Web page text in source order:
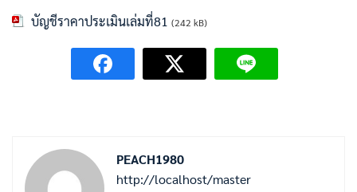
บัญชีราคาประเมินเล่มที่81 (242 kB)
PEACH1980
http://localhost/master